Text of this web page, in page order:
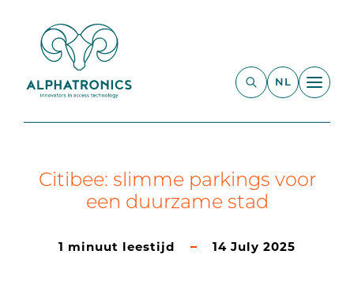
NL
Citibee: slimme parkings voor
een duurzame stad
1 minuut leestijd 14 July 2025